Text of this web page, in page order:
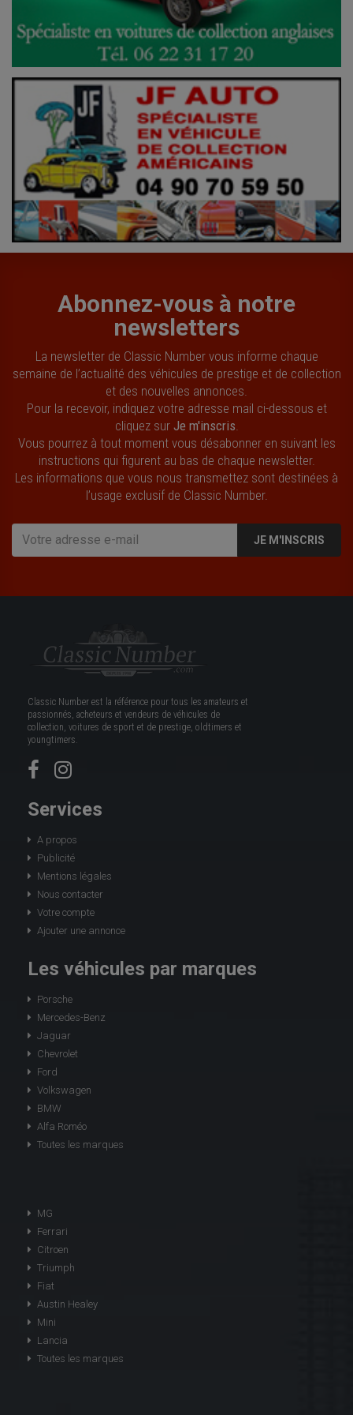
Abonnez-vous à notre
newsletters
La newsletter de Classic Number vous informe chaque
semaine de l’actualité des véhicules de prestige et de collection
et des nouvelles annonces.
Pour la recevoir, indiquez votre adresse mail ci-dessous et
cliquez sur Je m'inscris
Vous pourrez à tout moment vous désabonner en suivant les
instructions qui figurent au bas de chaque newsletter.
Les informations que vous nous transmettez sont destinées à
l’usage exclusif de Classic Number.
JE M'INSCRIS
Classic Number est la référence pour tous les amateurs et
passionnés, acheteurs et vendeurs de véhicules de
collection, voitures de sport et de prestige, oldtimers et
youngtimers.
Services
A propos
Publicité
Mentions légales
Nous contacter
Votre compte
Ajouter une annonce
Les véhicules par marques
Porsche
Mercedes-Benz
Jaguar
Chevrolet
Ford
Volkswagen
BMW
Alfa Roméo
Toutes les marques
MG
Ferrari
Citroen
Triumph
Fiat
Austin Healey
Mini
Lancia
Toutes les marques